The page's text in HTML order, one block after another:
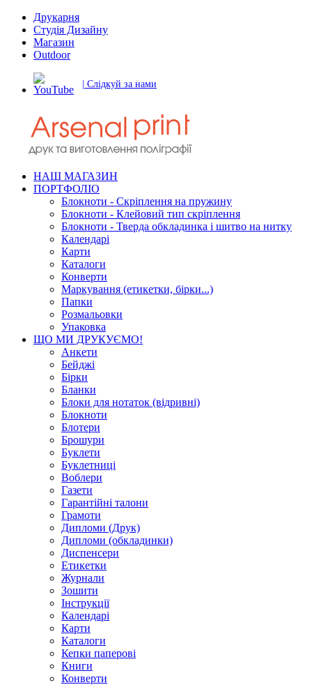
Друкарня
Студія Дизайну
Магазин
Outdoor
| Слідкуй за нами
НАШ МАГАЗИН
ПОРТФОЛІО
Блокноти - Скріплення на пружину
Блокноти - Клейовий тип скріплення
Блокноти - Тверда обкладинка і шитво на нитку
Календарі
Карти
Каталоги
Конверти
Маркування (етикетки, бірки...)
Папки
Розмальовки
Упаковка
ЩО МИ ДРУКУЄМО!
Анкети
Бейджі
Бірки
Бланки
Блоки для нотаток (відривні)
Блокноти
Блотери
Брошури
Буклети
Буклетниці
Воблери
Газети
Гарантійні талони
Грамоти
Дипломи (Друк)
Дипломи (обкладинки)
Диспенсери
Етикетки
Журнали
Зошити
Інструкції
Календарі
Карти
Каталоги
Кепки паперові
Книги
Конверти